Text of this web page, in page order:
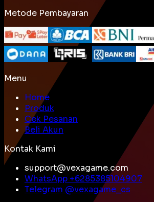
Metode Pembayaran
Menu
Home
Produk
Cek Pesanan
Beli Akun
Kontak Kami
support@vexagame.com
WhatsApp +6285385104907
Telegram @vexagame_cs